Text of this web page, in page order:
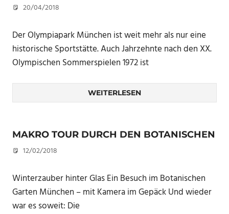
20/04/2018
Der Olympiapark München ist weit mehr als nur eine
historische Sportstätte. Auch Jahrzehnte nach den XX.
Olympischen Sommerspielen 1972 ist
WEITERLESEN
MAKRO TOUR DURCH DEN BOTANISCHEN
12/02/2018
Winterzauber hinter Glas Ein Besuch im Botanischen
Garten München – mit Kamera im Gepäck Und wieder
war es soweit: Die